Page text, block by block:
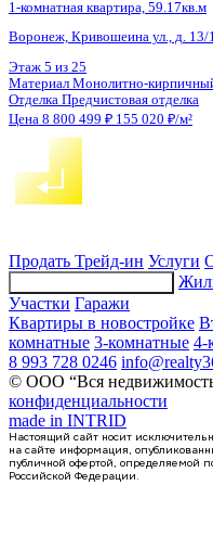
Воронеж, Кривошеина ул.,
Этаж 4 из 25
Материал
Отделка Предчистовая
Цена 8 788 191 ₽
Продать Трейд-ин Услуги
Участки Гаражи
Квартиры в новостройке
комнатные 3-комнатные 4-
8 993 728 0246
© ООО “Вся
конфиденциальности
made in INTRID
Настоящий сайт носит
на сайте информация,
публичной офертой, определяемой
Российской Федерации.